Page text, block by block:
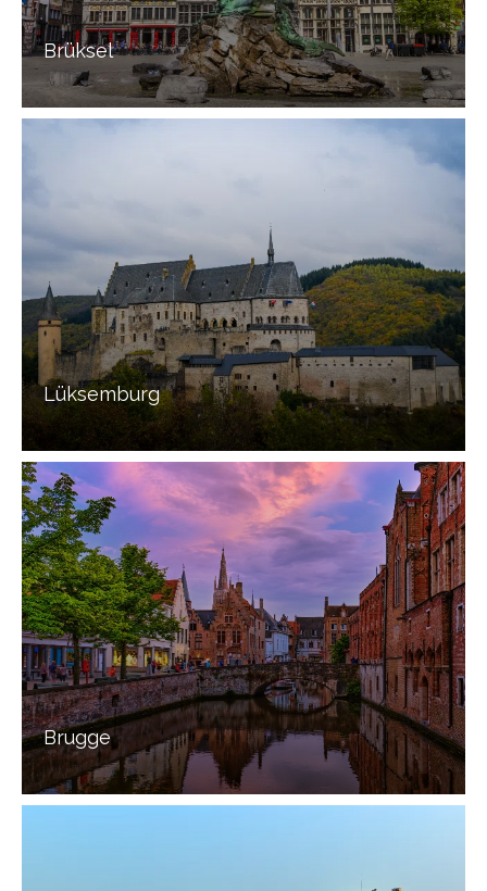
Brüksel
Lüksemburg
Brugge